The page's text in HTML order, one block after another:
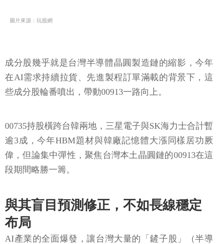
圖片來源：玩股網
成分股幾乎就是台灣半導體晶圓製造鏈的縮影，今年
在AI需求持續拉貨、先進製程訂單滿載的背景下，這
些成分股輪番噴出，帶動00913一路向上。
00735持股橫跨台韓兩地，三星電子與SK海力士合計暫
逾3成，今年HBM題材與韓廠記憶體大漲同樣居功厥
偉，但論集中彈性，聚焦台灣本土晶圓鏈的00913在這
段期間略勝一籌。
與其盲目預測修正，不如長線穩定
布局
AI產業的全面爆發，讓台灣大量的「鏟子股」（半導